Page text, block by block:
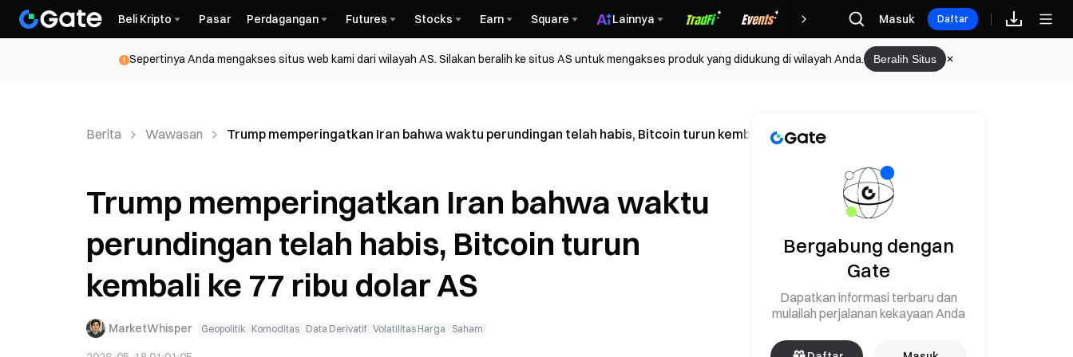
Beli Kripto Pasar Perdagangan Futures Stocks Earn Square Lainnya Hadiah Masuk Daftar
Sepertinya Anda mengakses situs web kami dari wilayah AS. Silakan beralih ke situs AS untuk mengakses produk yang didukung di wilayah Anda. Beralih Situs
Berita Wawasan Trump memperingatkan Iran bahwa waktu perundingan telah habis, Bitcoin turun kembali ke 77 ribu dolar AS
Trump memperingatkan Iran bahwa waktu
perundingan telah habis, Bitcoin turun
kembali ke 77 ribu dolar AS
MarketWhisper Geopolitik Komoditas Data Derivatif Volatilitas Harga Saham
Bergabung dengan
Gate
Dapatkan informasi terbaru dan
mulailah perjalanan kekayaan Anda